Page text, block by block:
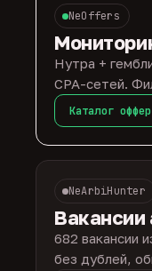
NeOffers
Нутра +
CPA-сетей.
Каталог
NeArbiHunter
Вакансии
682 вакансии
без дублей,